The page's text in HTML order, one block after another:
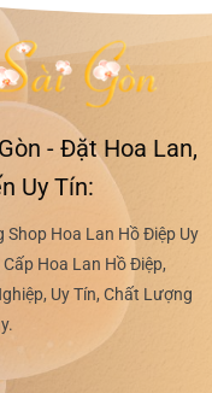
- Đặt Hoa Lan,
Uy Tín:
Shop Hoa Lan Hồ Điệp Uy
Hoa Lan Hồ Điệp,
Uy Tín, Chất Lượng